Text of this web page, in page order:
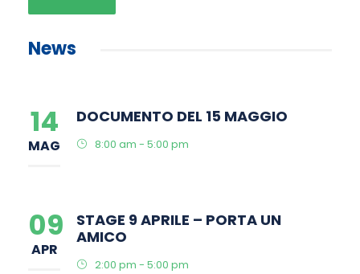
News
14
MAG
DOCUMENTO DEL 15 MAGGIO
8:00 am - 5:00 pm
09
APR
STAGE 9 APRILE – PORTA UN
AMICO
2:00 pm - 5:00 pm